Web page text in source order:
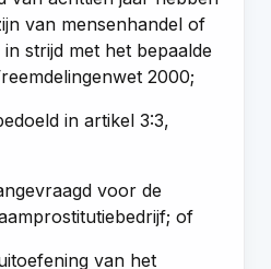
van mensenhandel of
strijd met het bepaalde
2000;
in artikel 3:3,
voor de
of
van het